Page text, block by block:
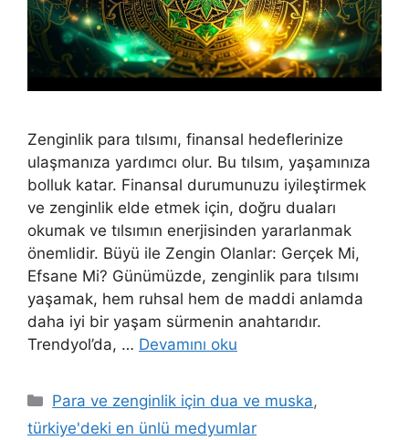
Zenginlik para tılsımı, finansal hedeflerinize
ulaşmanıza yardımcı olur. Bu tılsım, yaşamınıza
bolluk katar. Finansal durumunuzu iyileştirmek
ve zenginlik elde etmek için, doğru duaları
okumak ve tılsımın enerjisinden yararlanmak
önemlidir. Büyü ile Zengin Olanlar: Gerçek Mi,
Efsane Mi? Günümüzde, zenginlik para tılsımı
yaşamak, hem ruhsal hem de maddi anlamda
daha iyi bir yaşam sürmenin anahtarıdır.
Trendyol’da, … Devamını oku
Para ve zenginlik için dua ve muska,
türkiye'deki en ünlü medyumlar